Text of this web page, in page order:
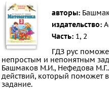
5
6
7
8
9
10
авторы:
издательство:
Часть:1, 2
ГДЗ рус
непростым и непонятным
Башмаков М.И., Нефедова
действий, который поможет
задание.